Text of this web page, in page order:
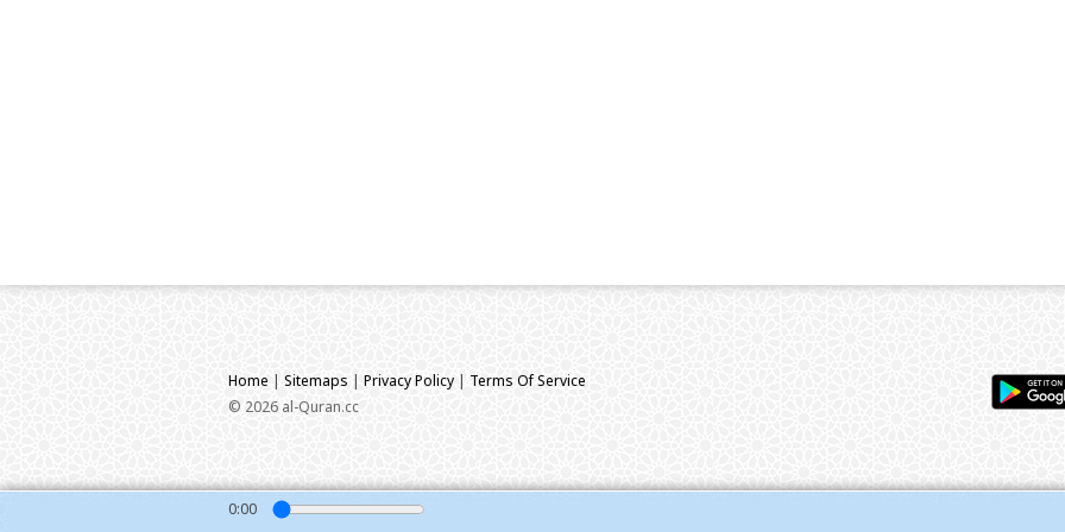
0:00
Home | Sitemaps | Privacy Policy | Terms Of Service
© 2026 al-Quran.cc